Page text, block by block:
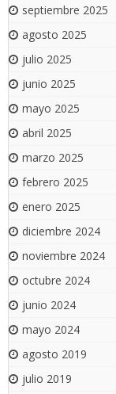
septiembre 2025
agosto 2025
julio 2025
junio 2025
mayo 2025
abril 2025
marzo 2025
febrero 2025
enero 2025
diciembre 2024
noviembre 2024
octubre 2024
junio 2024
mayo 2024
agosto 2019
julio 2019